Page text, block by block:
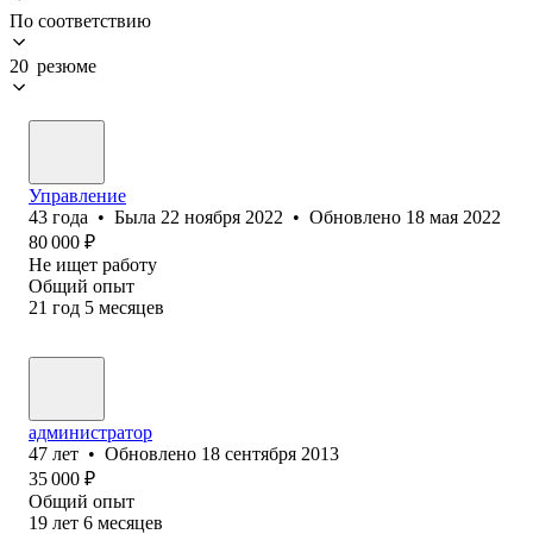
По соответствию
20 резюме
Управление
43 года • Была 22 ноября 2022 • Обновлено 18 мая 2022
80 000 ₽
Не ищет работу
Общий опыт
21 год 5 месяцев
администратор
47 лет • Обновлено 18 сентября 2013
35 000 ₽
Общий опыт
19 лет 6 месяцев